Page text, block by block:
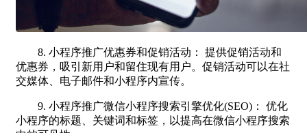
8. 小程序推广优惠券和促销活动： 提供促销活动和
优惠券，吸引新用户和留住现有用户。促销活动可以在社
交媒体、电子邮件和小程序内宣传。
9. 小程序推广微信小程序搜索引擎优化(SEO)： 优化
小程序的标题、关键词和标签，以提高在微信小程序搜索